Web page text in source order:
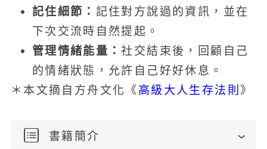
記住細節： 記住對方說過的資訊，並在
下次交流時自然提起。
管理情緒能量：社交結束後，回顧自己
的情緒狀態，允許自己好好休息。
＊本文摘自方舟文化《 高級大人生存法則 》
書籍簡介